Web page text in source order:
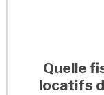
Quelle
locatifs